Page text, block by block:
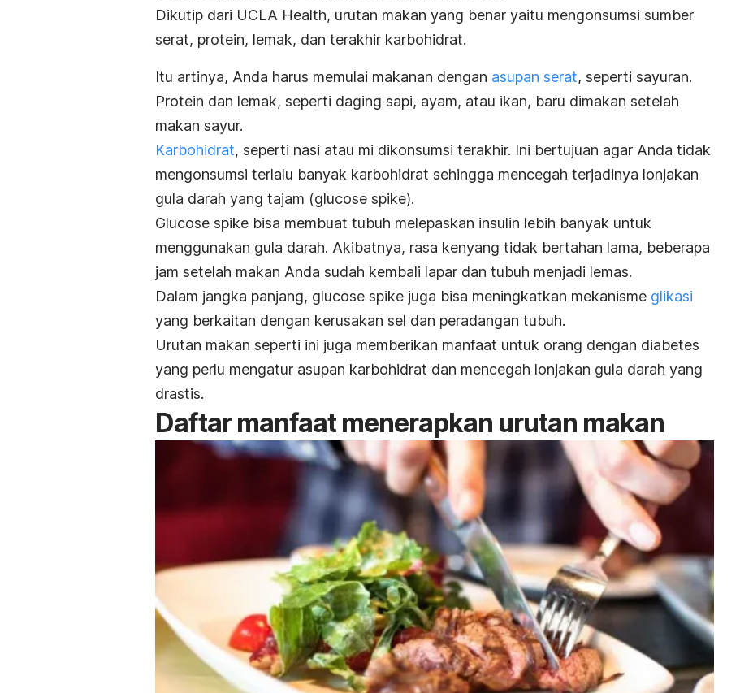
Dikutip dari UCLA Health, urutan makan yang benar yaitu mengonsumsi sumber
serat, protein, lemak, dan terakhir karbohidrat.
Itu artinya, Anda harus memulai makanan dengan asupan serat, seperti sayuran.
Protein dan lemak, seperti daging sapi, ayam, atau ikan, baru dimakan setelah
makan sayur.
Karbohidrat, seperti nasi atau mi dikonsumsi terakhir. Ini bertujuan agar Anda tidak
mengonsumsi terlalu banyak karbohidrat sehingga mencegah terjadinya lonjakan
gula darah yang tajam (glucose spike).
Glucose spike bisa membuat tubuh melepaskan insulin lebih banyak untuk
menggunakan gula darah. Akibatnya, rasa kenyang tidak bertahan lama, beberapa
jam setelah makan Anda sudah kembali lapar dan tubuh menjadi lemas.
Dalam jangka panjang, glucose spike juga bisa meningkatkan mekanisme glikasi
yang berkaitan dengan kerusakan sel dan peradangan tubuh.
Urutan makan seperti ini juga memberikan manfaat untuk orang dengan diabetes
yang perlu mengatur asupan karbohidrat dan mencegah lonjakan gula darah yang
drastis.
Daftar manfaat menerapkan urutan makan